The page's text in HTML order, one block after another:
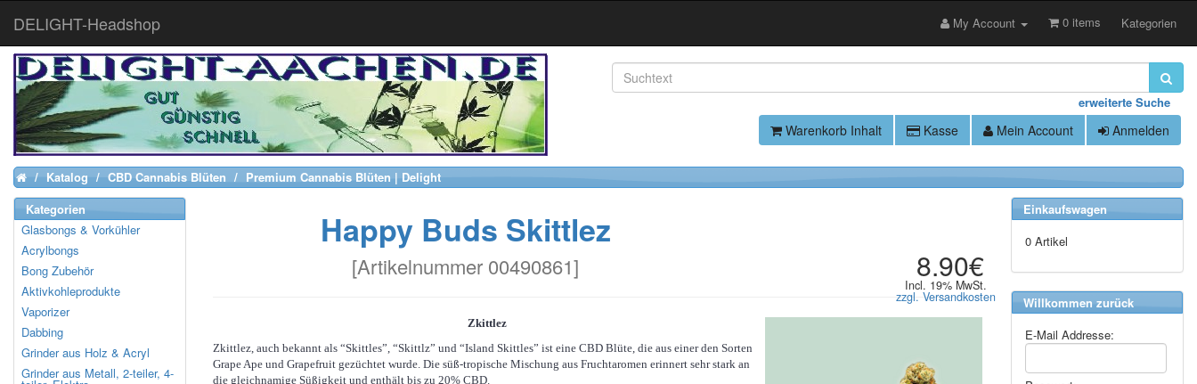
erweiterte Suche
Warenkorb Inhalt Kasse Mein Account Anmelden
HomeKatalog CBD Cannabis Blüten Premium Cannabis Blüten | Delight
Happy Buds Skittlez
[Artikelnummer 00490861] 8.90€
Incl. 19% MwSt.
zzgl. Versandkosten
Zkittlez
Zkittlez, auch bekannt als “Skittles”, “Skittlz” und “Island Skittles” ist eine CBD Blüte, die aus einer den Sorten
Grape Ape und Grapefruit gezüchtet wurde. Die süß-tropische Mischung aus Fruchtaromen erinnert sehr stark an
die gleichnamige Süßigkeit und enthält bis zu 20% CBD.
Kategorien
Glasbongs & Vorkühler
Acrylbongs
Bong Zubehör
Aktivkohleprodukte
Vaporizer
Dabbing
Grinder aus Holz & Acryl
Grinder aus Metall, 2-teiler, 4-
Einkaufswagen
0 Artikel
Willkommen zurück
E-Mail Addresse:
DELIGHT-Headshop My Account 0 items Kategorien